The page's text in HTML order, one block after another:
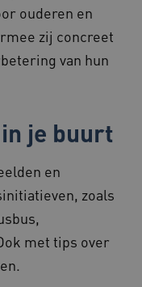
ouderen en
zij concreet
van hun
je buurt
en
zoals
met tips over